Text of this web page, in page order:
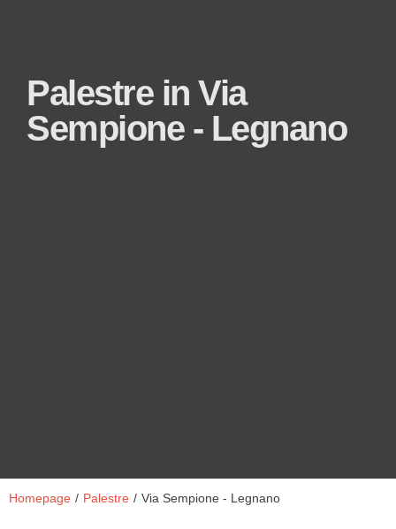
Palestre in Via
Sempione - Legnano
Homepage / Palestre / Via Sempione - Legnano